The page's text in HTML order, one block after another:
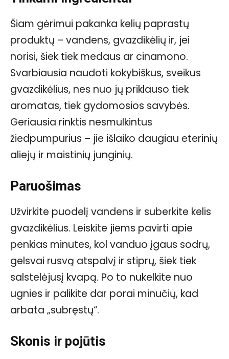
Šiam gėrimui pakanka kelių paprastų
produktų – vandens, gvazdikėlių ir, jei
norisi, šiek tiek medaus ar cinamono.
Svarbiausia naudoti kokybiškus, sveikus
gvazdikėlius, nes nuo jų priklauso tiek
aromatas, tiek gydomosios savybės.
Geriausia rinktis nesmulkintus
žiedpumpurius – jie išlaiko daugiau eterinių
aliejų ir maistinių junginių.
Paruošimas
Užvirkite puodelį vandens ir suberkite kelis
gvazdikėlius. Leiskite jiems pavirti apie
penkias minutes, kol vanduo įgaus sodrų,
gelsvai rusvą atspalvį ir stiprų, šiek tiek
salstelėjusį kvapą. Po to nukelkite nuo
ugnies ir palikite dar porai minučių, kad
arbata „subręstų“.
Skonis ir pojūtis